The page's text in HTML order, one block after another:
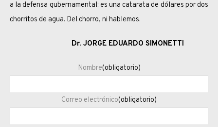
a la defensa gubernamental: es una catarata de dólares por dos
chorritos de agua. Del chorro, ni hablemos.
Dr. JORGE EDUARDO SIMONETTI
Nombre(obligatorio)
Correo electrónico(obligatorio)